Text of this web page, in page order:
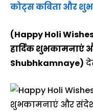
कोट्स कविता और
(Happy Holi
हार्दिक शुभकामनाएं
Shubhkamnaye)